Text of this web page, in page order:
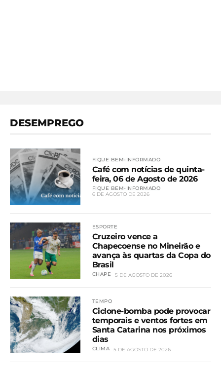
DESEMPREGO
FIQUE BEM-INFORMADO
Café com notícias de quinta-
feira, 06 de Agosto de 2026
FIQUE BEM-INFORMADO
6 DE AGOSTO DE 2026
ESPORTE
Cruzeiro vence a
Chapecoense no Mineirão e
avança às quartas da Copa do
Brasil
CHAPE 5 DE AGOSTO DE 2026
TEMPO
Ciclone-bomba pode provocar
temporais e ventos fortes em
Santa Catarina nos próximos
dias
CLIMA 5 DE AGOSTO DE 2026